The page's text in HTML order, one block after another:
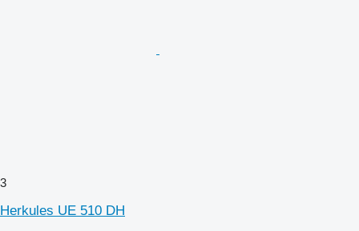
3
Herkules UE 510 DH